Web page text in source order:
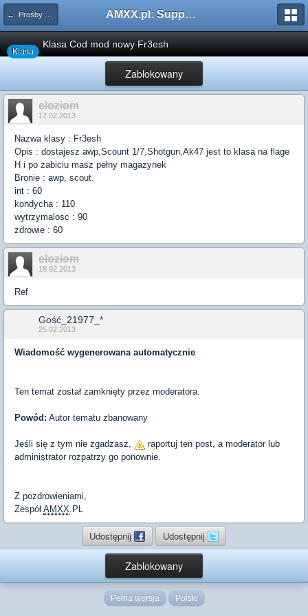
← Prośby o Klasę/Perk AMXX.pl: Support AMX Mod X i SourceMod
Klasa
Klasa Cod mod nowy Fr3esh
Zablokowany
eloziom
17.02.2013
Nazwa klasy : Fr3esh
Opis : dostajesz awp,Scount 1/7,Shotgun,Ak47 jest to klasa na flage
H i po zabiciu masz pełny magazynek
Bronie : awp, scout.
int : 60
kondycha : 110
wytrzymalosc : 90
zdrowie : 60
eloziom
18.02.2013
Ref
Gość_21977_*
25.02.2013
Wiadomość wygenerowana automatycznie
Ten temat został zamknięty przez moderatora.
Powód: Autor tematu zbanowany
Jeśli się z tym nie zgadzasz,
raportuj ten post, a moderator lub
administrator rozpatrzy go ponownie.
Z pozdrowieniami,
Zespół AMXX.PL
Udostępnij Udostępnij
Zablokowany
Pełna wersja Polski